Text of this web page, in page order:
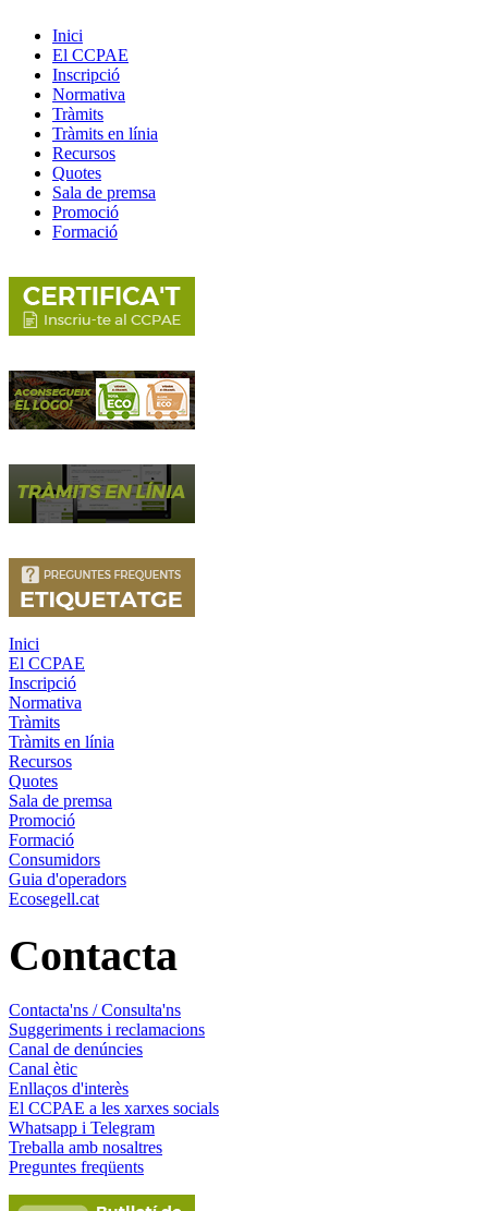
Inici
El CCPAE
Inscripció
Normativa
Tràmits
Tràmits en línia
Recursos
Quotes
Sala de premsa
Promoció
Formació
Inici
El CCPAE
Inscripció
Normativa
Tràmits
Tràmits en línia
Recursos
Quotes
Sala de premsa
Promoció
Formació
Consumidors
Guia d'operadors
Ecosegell.cat
Contacta
Contacta'ns / Consulta'ns
Suggeriments i reclamacions
Canal de denúncies
Canal ètic
Enllaços d'interès
El CCPAE a les xarxes socials
Whatsapp i Telegram
Treballa amb nosaltres
Preguntes freqüents